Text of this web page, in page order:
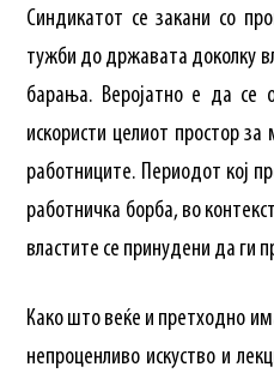
Синдикатот се закани со
тужби до државата доколку
барања. Веројатно е да се
искористи целиот простор
работниците. Периодот кој
работничка борба, во
властите се принудени да ги
Како што веќе и претходно
непроценливо искуство и